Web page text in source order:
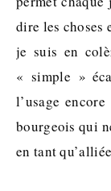
dire les choses
je suis en
« simple »
l’usage
bourgeois qui
en tant